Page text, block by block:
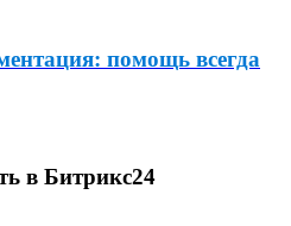
помощь всегда
в Битрикс24